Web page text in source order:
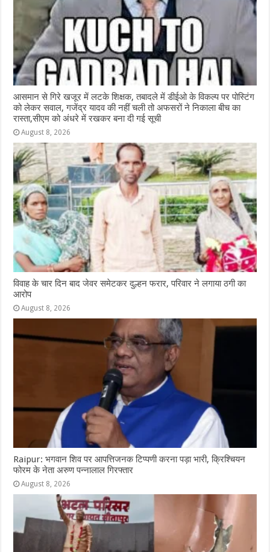
आसमान से गिरे खजूर में लटके शिक्षक, तबादले में डीईओ के विकल्प पर पोस्टिंग
को लेकर सवाल, गजेंद्र यादव की नहीं चली तो अफसरों ने निकाला बीच का
रास्ता,सीएम को अंधरे में रखकर बना दी गई सूची
August 8, 2026
विवाह के चार दिन बाद जेवर समेटकर दुल्हन फरार, परिवार ने लगाया ठगी का
आरोप
August 8, 2026
Raipur: भगवान शिव पर आपत्तिजनक टिप्पणी करना पड़ा भारी, क्रिश्चियन
फोरम के नेता अरुण पन्नालाल गिरफ्तार
August 8, 2026